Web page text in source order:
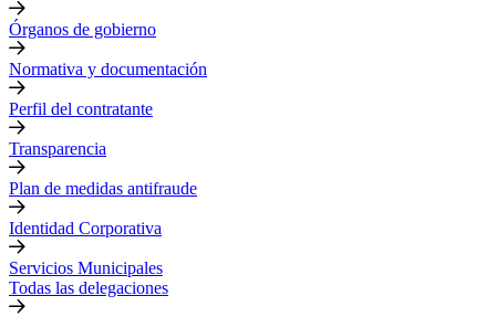
Órganos de gobierno
Normativa y documentación
Perfil del contratante
Transparencia
Plan de medidas antifraude
Identidad Corporativa
Servicios Municipales
Todas las delegaciones